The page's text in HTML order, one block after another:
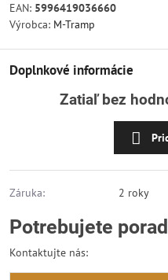
EAN: 5996419036660
Výrobca: M-Tramp
Doplnkové informácie
Zatiaľ bez
Záruka: 2 roky
Potrebujete
Kontaktujte nás: